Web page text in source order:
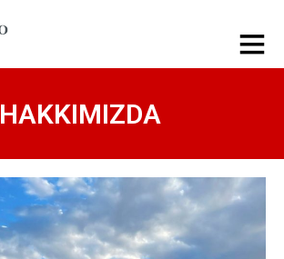
HAKKIMIZDA